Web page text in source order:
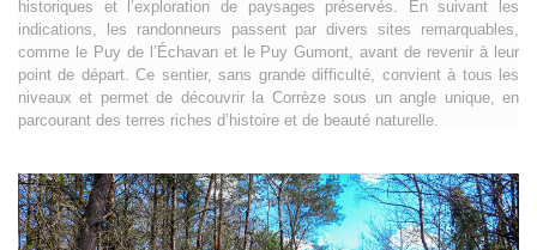
historiques et l’exploration de paysages préservés. En suivant les
indications, les randonneurs passent par divers sites remarquables,
comme le Puy de l’Échavan et le Puy Gumont, avant de revenir à leur
point de départ. Ce sentier, sans grande difficulté, convient à tous les
niveaux et permet de découvrir la Corrèze sous un angle unique, en
parcourant des terres riches d’histoire et de beauté naturelle.